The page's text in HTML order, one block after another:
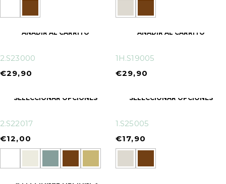
AÑADIR AL CARRITO
2.S23000
€29,90
AÑADIR AL CARRITO
1H.S19005
€29,90
SELECCIONAR OPCIONES
2.S22017
€12,00
SELECCIONAR OPCIONES
1.S25005
€17,90